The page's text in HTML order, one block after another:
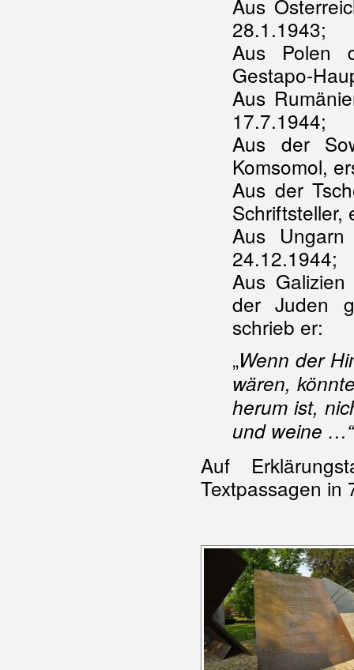
Aus
28.1.1943;
Aus Polen
Gestapo-
Aus
17.7.1944;
Aus der
Komsomol,
Aus der
Schriftsteller,
Aus Ungarn
24.12.1944;
Aus
der Juden
schrieb er:
„Wenn der
wären,
herum ist,
und weine …“
Auf
Textpassagen in